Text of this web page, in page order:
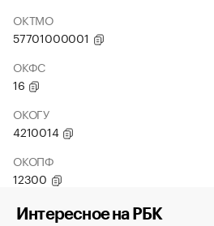
ОКТМО
57701000001
ОКФС
16
ОКОГУ
4210014
ОКОПФ
12300
Интересное на РБК